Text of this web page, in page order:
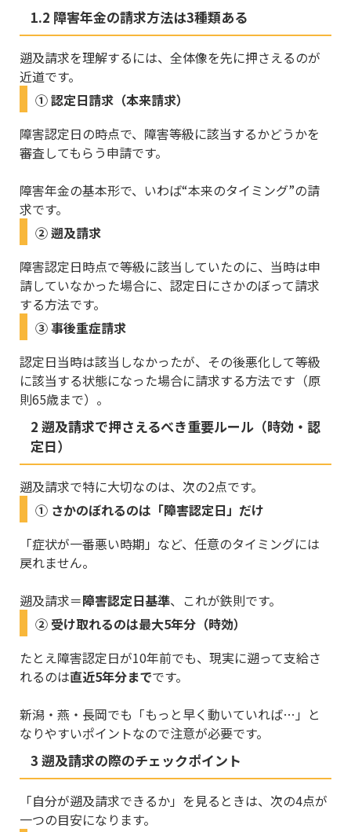
1.2 障害年金の請求方法は3種類ある
遡及請求を理解するには、全体像を先に押さえるのが
近道です。
① 認定日請求（本来請求）
障害認定日の時点で、障害等級に該当するかどうかを
審査してもらう申請です。
障害年金の基本形で、いわば“本来のタイミング”の請
求です。
② 遡及請求
障害認定日時点で等級に該当していたのに、当時は申
請していなかった場合に、認定日にさかのぼって請求
する方法です。
③ 事後重症請求
認定日当時は該当しなかったが、その後悪化して等級
に該当する状態になった場合に請求する方法です（原
則65歳まで）。
2 遡及請求で押さえるべき重要ルール（時効・認
定日）
遡及請求で特に大切なのは、次の2点です。
① さかのぼれるのは「障害認定日」だけ
「症状が一番悪い時期」など、任意のタイミングには
戻れません。
遡及請求＝障害認定日基準、これが鉄則です。
② 受け取れるのは最大5年分（時効）
たとえ障害認定日が10年前でも、現実に遡って支給さ
れるのは直近5年分までです。
新潟・燕・長岡でも「もっと早く動いていれば…」と
なりやすいポイントなので注意が必要です。
3 遡及請求の際のチェックポイント
「自分が遡及請求できるか」を見るときは、次の4点が
一つの目安になります。